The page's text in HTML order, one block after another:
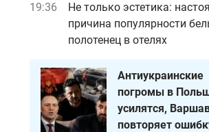
19:36
Не только эстетика:
причина популярности
полотенец в отелях
Антиукраинские
погромы в
усилятся,
повторяет